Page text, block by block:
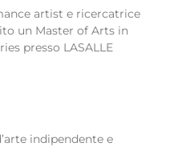
artist e ricercatrice
un Master of Arts in
presso LASALLE
indipendente e